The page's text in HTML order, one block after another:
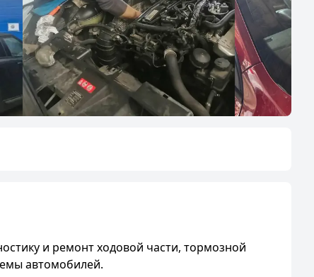
и ремонт ходовой части, тормозной
автомобилей.